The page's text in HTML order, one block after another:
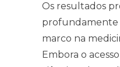
Os resultados
profundamente
marco na
Embora o